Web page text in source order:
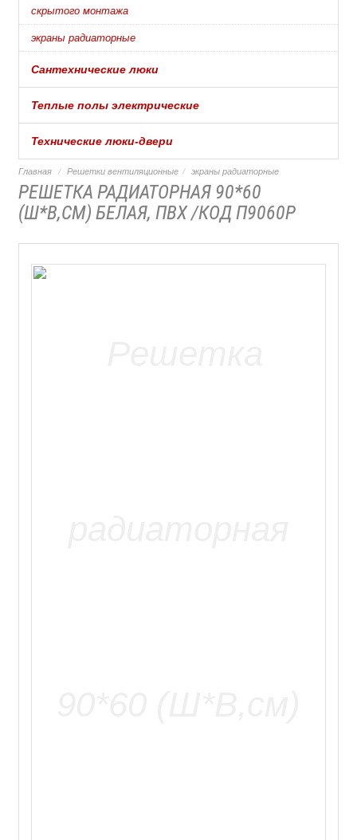
скрытого монтажа
экраны радиаторные
Сантехнические люки
Теплые полы электрические
Технические люки-двери
Главная Решетки вентиляционные экраны радиаторные
РЕШЕТКА РАДИАТОРНАЯ 90*60
(Ш*В,СМ) БЕЛАЯ, ПВХ /КОД П9060Р